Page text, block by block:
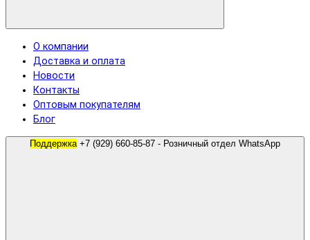
О компании
Доставка и оплата
Новости
Контакты
Оптовым покупателям
Блог
Поддержка +7 (929) 660-85-87 - Розничный отдел WhatsApp